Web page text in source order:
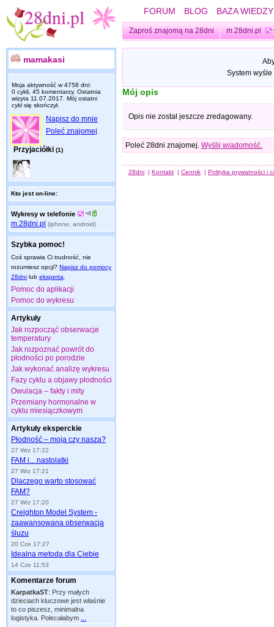
FORUM BLOG BAZA WIEDZY
Zaproś znajomą na 28dni m.28dni.pl
mamakasi
Moja aktywność w 4758 dni:
0 cykli, 45 komentarzy. Ostatnia
wizyta 11.07.2017 . Mój ostatni
cykl się skończył.
Napisz do mnie
Poleć znajomej
Przyjaciółki (1)
Kto jest on-line:
Wykresy w telefonie
m.28dni.pl (iphone, android)
Szybka pomoc!
Coś sprawia Ci trudność, nie
rozumiesz opcji? Napisz do pomocy
28dni lub eksperta
Pomoc do aplikacji
Pomoc do wykresu
Artykuły
Jak rozpocząć obserwacje
temperatury
Jak rozpoznać powrót do
płodności po porodzie
Jak wykonać analizę wykresu
Fazy cyklu a objawy płodności
Owulacja – fakty i mity
Przemiany hormonalne w
cyklu miesiączkowym
Artykuły eksperckie
Płodność – moja czy nasza?
27 Wrz 17:22
FAM i... nastolatki
27 Wrz 17:21
Dlaczego warto stosować
FAM?
27 Wrz 17:20
Creighton Model System -
zaawansowana obserwacja
śluzu
20 Cze 17:27
Idealna metoda dla Ciebie
14 Cze 11:53
Komentarze forum
KarpatkaST: Przy małych
dzieciach kluczowe jest właśnie
to co piszesz, minimalna
logistyka. Polecałabym
System
Mój opis
Opis nie został jeszcze zredagowany.
Poleć 28dni znajomej. Wyślij wiadomość.
28dni | Kontakt | Cennik | Polityka prywatności i